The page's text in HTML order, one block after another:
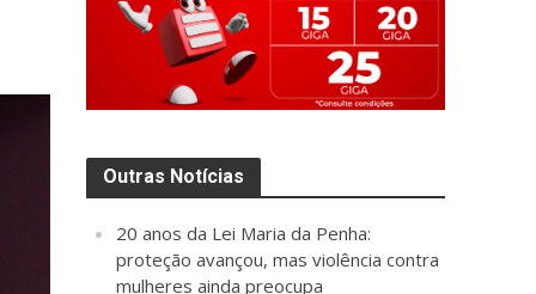
Outras Notícias
20 anos da Lei Maria da Penha:
proteção avançou, mas violência contra
mulheres ainda preocupa